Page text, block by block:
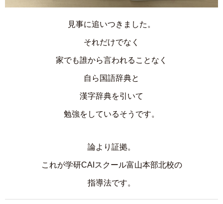
見事に追いつきました。
それだけでなく
家でも誰から言われることなく
自ら国語辞典と
漢字辞典を引いて
勉強をしているそうです。
論より証拠。
これが学研CAIスクール富山本部北校の
指導法です。